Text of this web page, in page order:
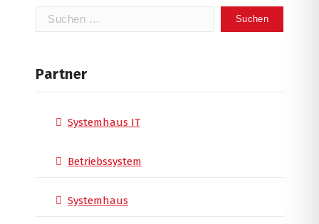
Suchen
Partner
Systemhaus IT
Betriebssystem
Systemhaus